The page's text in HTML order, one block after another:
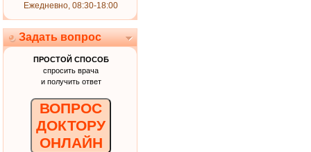
Ежедневно, 08:30-18:00
Задать вопрос
ПРОСТОЙ СПОСОБ
спросить врача
и получить ответ
ВОПРОС
ДОКТОРУ
ОНЛАЙН